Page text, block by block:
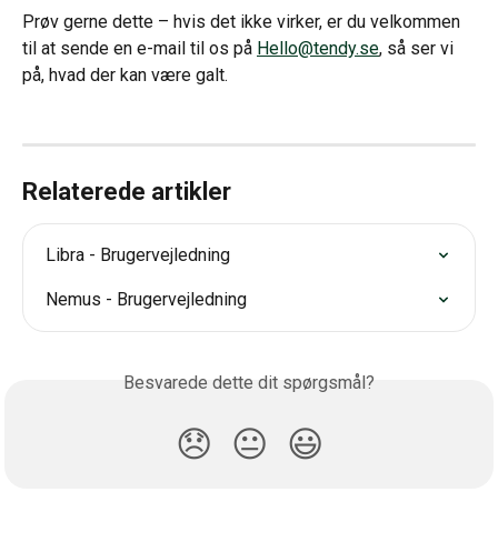
Prøv gerne dette – hvis det ikke virker, er du velkommen
til at sende en e-mail til os på Hello@tendy.se, så ser vi
på, hvad der kan være galt.
Relaterede artikler
Libra - Brugervejledning
Nemus - Brugervejledning
Besvarede dette dit spørgsmål?
😞 😐 😃